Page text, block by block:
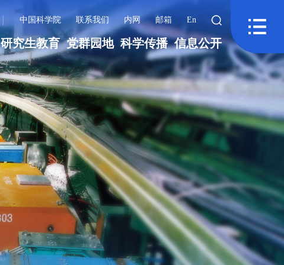
| 中国科学院 联系我们 内网 邮箱 En
研究生教育 党群园地 科学传播 信息公开